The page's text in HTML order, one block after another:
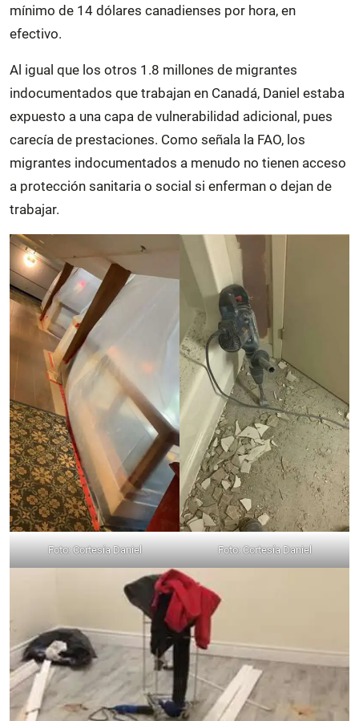
mínimo de 14 dólares canadienses por hora, en
efectivo.
Al igual que los otros 1.8 millones de migrantes
indocumentados que trabajan en Canadá, Daniel estaba
expuesto a una capa de vulnerabilidad adicional, pues
carecía de prestaciones. Como señala la FAO, los
migrantes indocumentados a menudo no tienen acceso
a protección sanitaria o social si enferman o dejan de
trabajar.
Foto: Cortesía Daniel Foto: Cortesía Daniel